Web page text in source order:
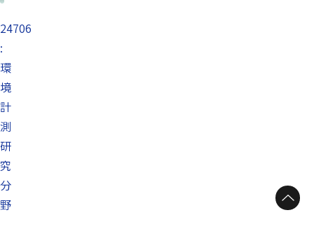
24706
:
環
境
計
測
研
究
分
野